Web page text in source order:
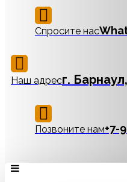
Спросите нас
Наш адресг.
Позвоните нам‪+7-